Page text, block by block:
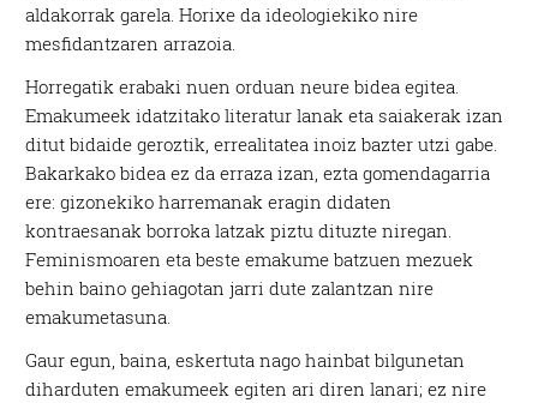
aldakorrak garela. Horixe da ideologiekiko nire
mesfidantzaren arrazoia.
Horregatik erabaki nuen orduan neure bidea egitea.
Emakumeek idatzitako literatur lanak eta saiakerak izan
ditut bidaide geroztik, errealitatea inoiz bazter utzi gabe.
Bakarkako bidea ez da erraza izan, ezta gomendagarria
ere: gizonekiko harremanak eragin didaten
kontraesanak borroka latzak piztu dituzte niregan.
Feminismoaren eta beste emakume batzuen mezuek
behin baino gehiagotan jarri dute zalantzan nire
emakumetasuna.
Gaur egun, baina, eskertuta nago hainbat bilgunetan
diharduten emakumeek egiten ari diren lanari; ez nire